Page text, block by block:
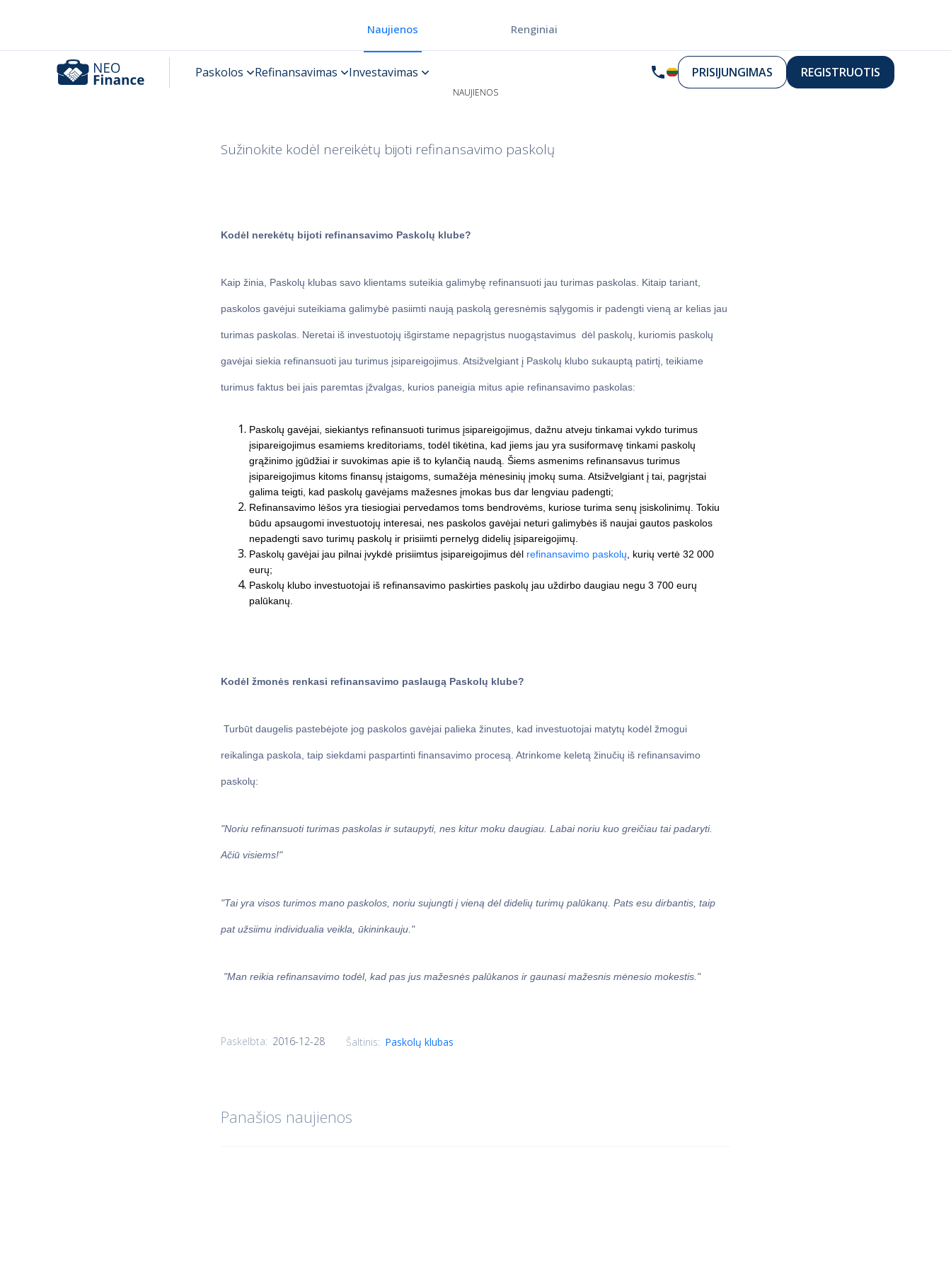
PRISIJUNGIMAS REGISTRUOTIS
Naujienos Renginiai
NAUJIENOS
Sužinokite kodėl nereikėtų bijoti refinansavimo paskolų
Kodėl nerekėtų bijoti refinansavimo Paskolų klube?
Kaip žinia, Paskolų klubas savo klientams suteikia galimybę refinansuoti jau turimas paskolas. Kitaip tariant,
paskolos gavėjui suteikiama galimybė pasiimti naują paskolą geresnėmis sąlygomis ir padengti vieną ar kelias jau
turimas paskolas. Neretai iš investuotojų išgirstame nepagrįstus nuogąstavimus dėl paskolų, kuriomis paskolų
gavėjai siekia refinansuoti jau turimus įsipareigojimus. Atsižvelgiant į Paskolų klubo sukauptą patirtį, teikiame
turimus faktus bei jais paremtas įžvalgas, kurios paneigia mitus apie refinansavimo paskolas:
Paskolų gavėjai, siekiantys refinansuoti turimus įsipareigojimus, dažnu atveju tinkamai vykdo turimus
įsipareigojimus esamiems kreditoriams, todėl tikėtina, kad jiems jau yra susiformavę tinkami paskolų
grąžinimo įgūdžiai ir suvokimas apie iš to kylančią naudą. Šiems asmenims refinansavus turimus
įsipareigojimus kitoms finansų įstaigoms, sumažėja mėnesinių įmokų suma. Atsižvelgiant į tai, pagrįstai
galima teigti, kad paskolų gavėjams mažesnes įmokas bus dar lengviau padengti;
Refinansavimo lėšos yra tiesiogiai pervedamos toms bendrovėms, kuriose turima senų įsiskolinimų. Tokiu
būdu apsaugomi investuotojų interesai, nes paskolos gavėjai neturi galimybės iš naujai gautos paskolos
nepadengti savo turimų paskolų ir prisiimti pernelyg didelių įsipareigojimų.
Paskolų gavėjai jau pilnai įvykdė prisiimtus įsipareigojimus dėl refinansavimo paskolų, kurių vertė 32 000
eurų;
Paskolų klubo investuotojai iš refinansavimo paskirties paskolų jau uždirbo daugiau negu 3 700 eurų
palūkanų.
Kodėl žmonės renkasi refinansavimo paslaugą Paskolų klube?
Turbūt daugelis pastebėjote jog paskolos gavėjai palieka žinutes, kad investuotojai matytų kodėl žmogui
reikalinga paskola, taip siekdami paspartinti finansavimo procesą. Atrinkome keletą žinučių iš refinansavimo
paskolų:
"Noriu refinansuoti turimas paskolas ir sutaupyti, nes kitur moku daugiau. Labai noriu kuo greičiau tai padaryti.
Ačiū visiems!"
"Tai yra visos turimos mano paskolos, noriu sujungti į vieną dėl didelių turimų palūkanų. Pats esu dirbantis, taip
pat užsiimu individualia veikla, ūkininkauju."
"Man reikia refinansavimo todėl, kad pas jus mažesnės palūkanos ir gaunasi mažesnis mėnesio mokestis."
Paskelbta: 2016-12-28 Šaltinis: Paskolų klubas
Panašios naujienos